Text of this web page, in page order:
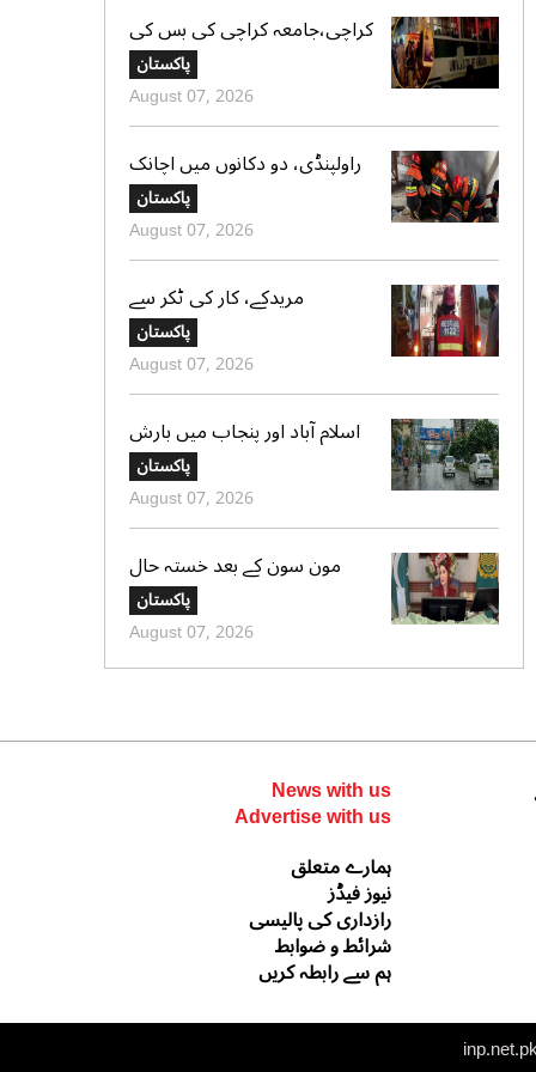
کراچی،جامعہ کراچی کی بس کی
ٹکر سے موٹر سائیکل سوار لڑکی
جاں بحق،ڈرائیور گرفتار
پاکستان
August 07, 2026
راولپنڈی، دو دکانوں میں اچانک
آگ بھڑک اٹھی، ریسکیو کی
بروقت کارروائی، بڑا نقصان ٹل
گیا
پاکستان
August 07, 2026
مریدکے، کار کی ٹکر سے
موٹرسائیکل سوار 2 دوست جاں
بحق، بچہ شدید زخمی
پاکستان
August 07, 2026
اسلام آباد اور پنجاب میں بارش
کی پیشگوئی، کراچی میں بوندا
باندی کا امکان
پاکستان
August 07, 2026
مون سون کے بعد خستہ حال
عمارتوں کا سروے کرایا جائے،
وزیراعلی پنجاب کی ہدایت
پاکستان
August 07, 2026
News with us
Advertise with us
ہمارے متعلق
نیوز فیڈز
رازداری کی پالیسی
شرائط و ضوابط
ہم سے رابطہ کریں